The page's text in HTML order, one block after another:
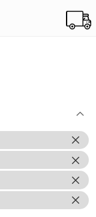
Esse
Item
Esse
Item
Esse
Item
Esse